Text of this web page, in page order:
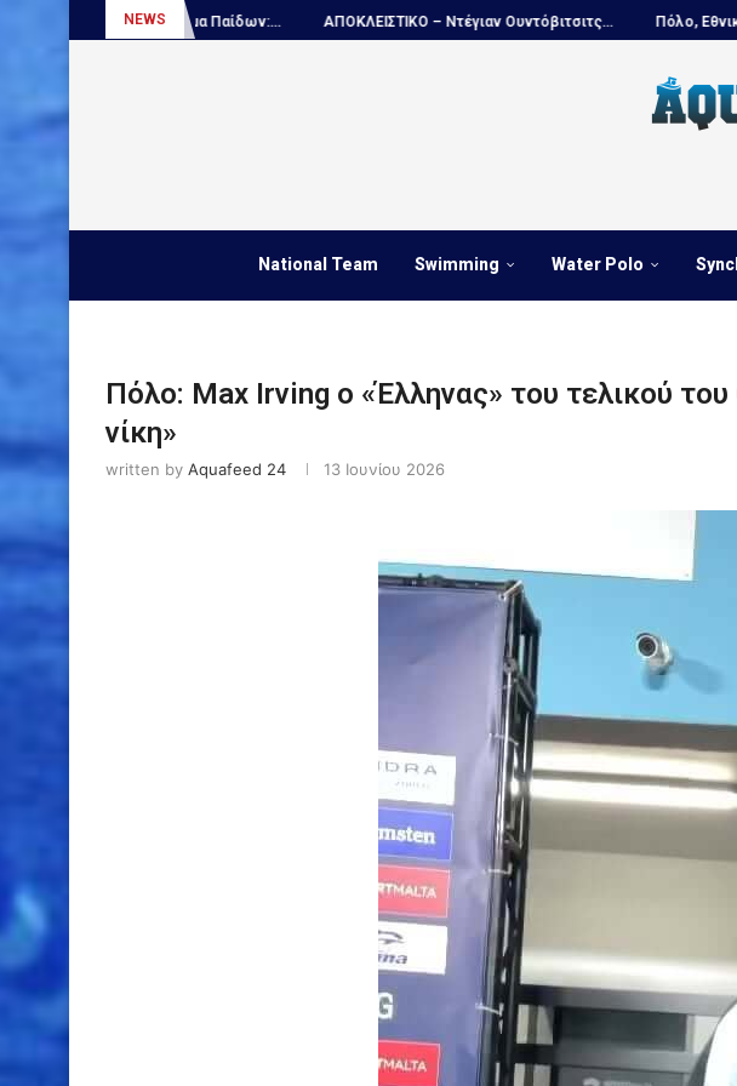
NEWS
ΑΠΟΚΛΕΙΣΤΙΚΟ – Ντέγιαν Ουντόβιτσιτς... Πόλο, Εθνική Νέων Ανδρών...
National Team Swimming Water Polo
Πόλο: Max Irving o «Έλληνας» του τελικού
νίκη»
written by Aquafeed 24 13 Ιουνίου 2026